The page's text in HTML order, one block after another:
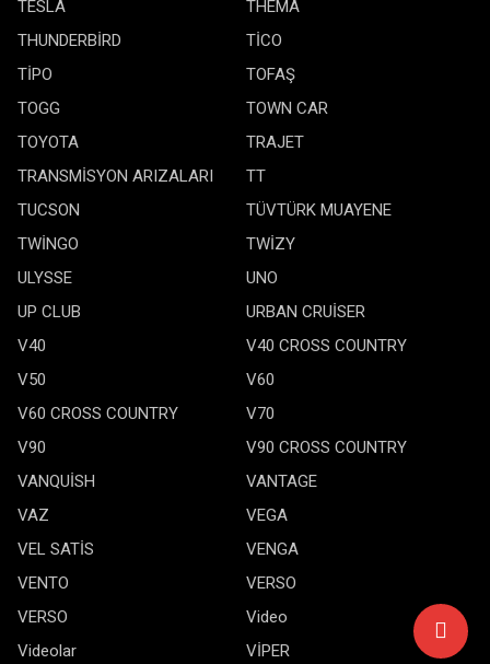
TESLA
THEMA
THUNDERBİRD
TİCO
TİPO
TOFAŞ
TOGG
TOWN CAR
TOYOTA
TRAJET
TRANSMİSYON ARIZALARI
TT
TUCSON
TÜVTÜRK MUAYENE
TWİNGO
TWİZY
ULYSSE
UNO
UP CLUB
URBAN CRUİSER
V40
V40 CROSS COUNTRY
V50
V60
V60 CROSS COUNTRY
V70
V90
V90 CROSS COUNTRY
VANQUİSH
VANTAGE
VAZ
VEGA
VEL SATİS
VENGA
VENTO
VERSO
VERSO
Video
Videolar
VİPER